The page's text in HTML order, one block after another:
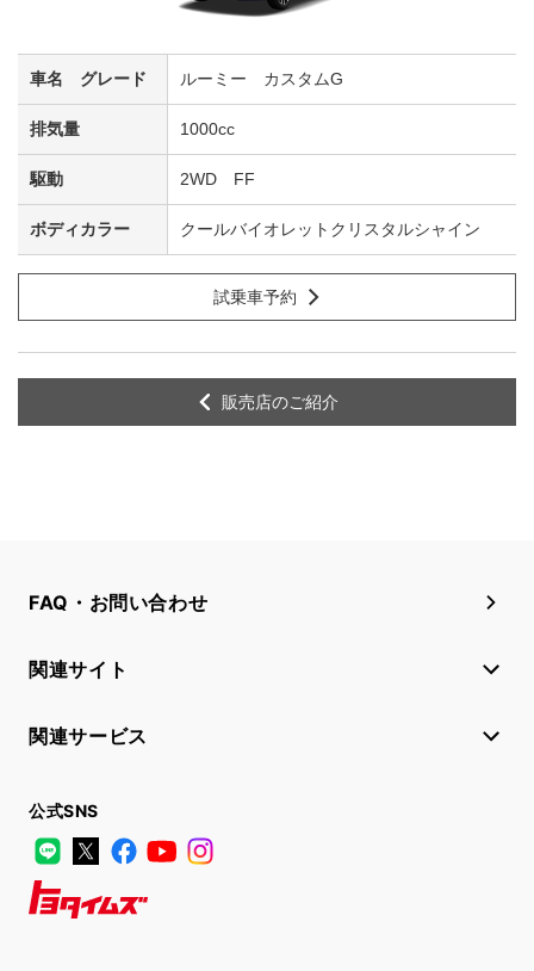
ルーミー カスタムG
1000cc
2WD FF
クールバイオレットクリスタルシャイン
試乗車予約
販売店のご紹介
FAQ・お問い合わせ
関連サイト
関連サービス
公式SNS
LINE
X FacebookYouTube